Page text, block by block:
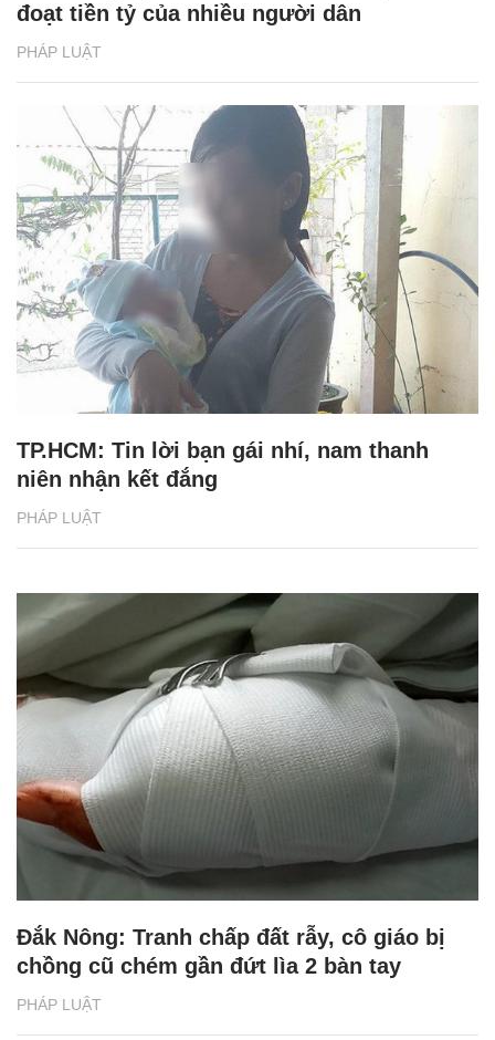
PHÁP LUẬT
đoạt tiền tỷ của nhiều người dân
PHÁP LUẬT
TP.HCM: Tin lời bạn gái nhí, nam thanh
niên nhận kết đắng
PHÁP LUẬT
Đắk Nông: Tranh chấp đất rẫy, cô giáo bị
chồng cũ chém gần đứt lìa 2 bàn tay